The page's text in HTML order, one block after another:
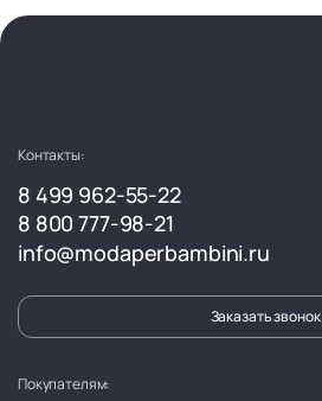
Контакты:
8 499 962-55-22
8 800 777-98-21
info@modaperbambini.ru
Заказать звонок
Покупателям: